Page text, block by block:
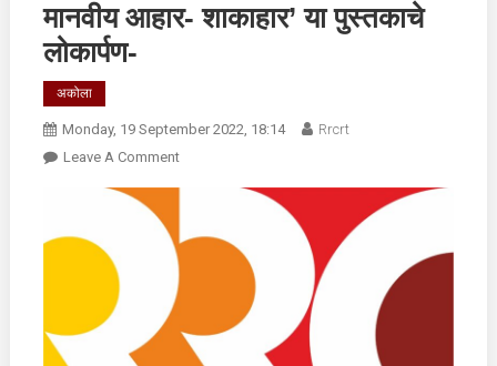
मानवीय आहार- शाकाहार’ या पुस्तकाचे
लोकार्पण-
अकोला
Monday, 19 September 2022, 18:14
Rrcrt
Leave A CommentOn
शाकाहार’
या
पुस्तकाचे